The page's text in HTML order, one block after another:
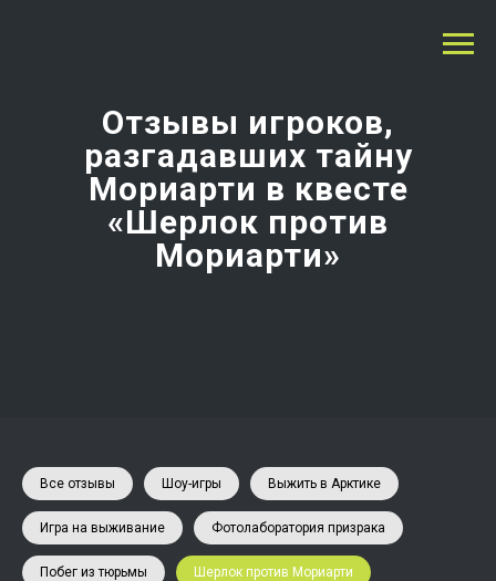
Отзывы игроков,
разгадавших тайну
Мориарти в квесте
«Шерлок против
Мориарти»
Все отзывы Шоу-игры Выжить в Арктике
Игра на выживание Фотолаборатория призрака
Побег из тюрьмы Шерлок против Мориарти